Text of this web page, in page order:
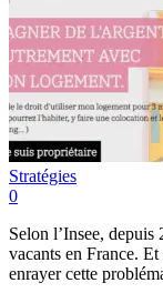
Stratégies
0
Selon l’Insee,
vacants en France.
enrayer cette